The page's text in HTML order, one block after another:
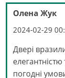
Олена Жук
2024-02-29
Двері
погодні